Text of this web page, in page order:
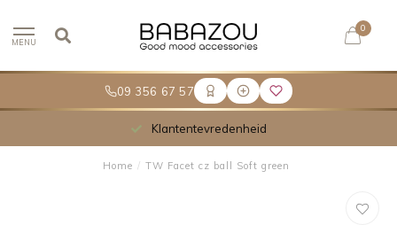
09 356 67 57
MENU
0
Klantentevredenheid
Home / TW Facet cz ball Soft green